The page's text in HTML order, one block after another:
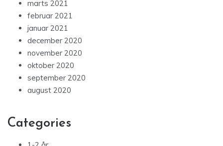
marts 2021
februar 2021
januar 2021
december 2020
november 2020
oktober 2020
september 2020
august 2020
Categories